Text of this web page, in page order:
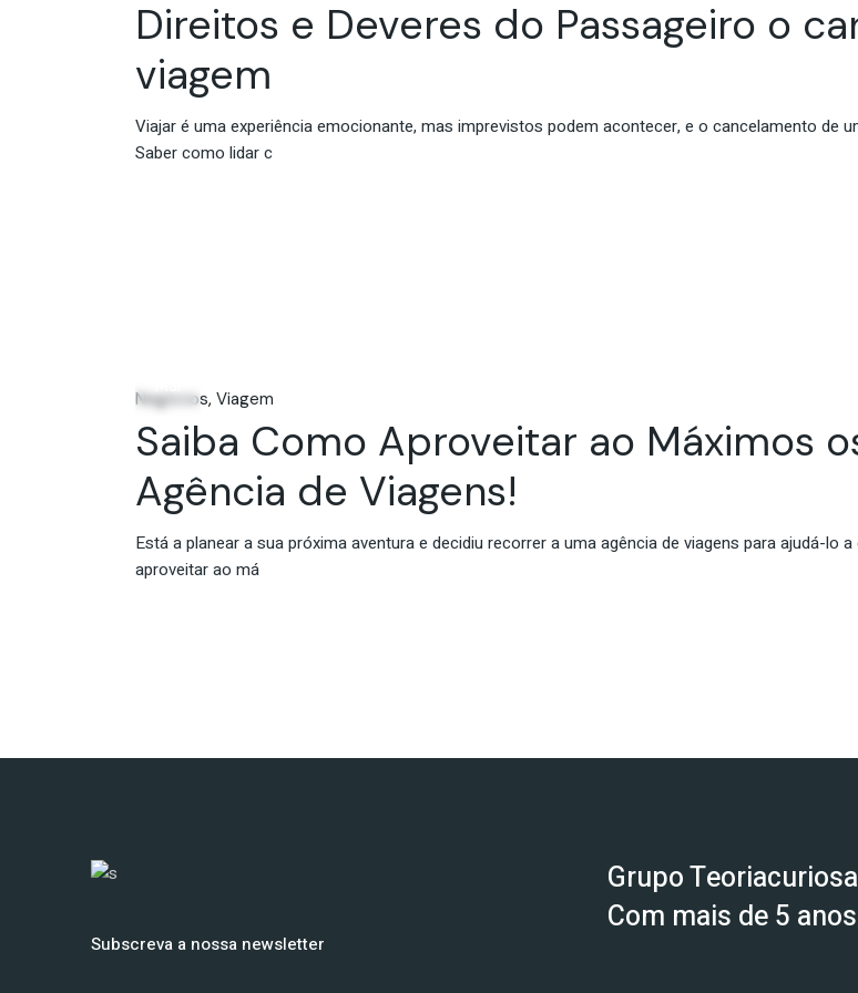
Direitos e Deveres do Passageiro o
viagem
Viajar é uma experiência emocionante, mas imprevistos podem acontecer, e o cancelamento de
Saber como lidar c
Negócios Viagem
Saiba Como Aproveitar ao Máximos
Agência de Viagens!
Está a planear a sua próxima aventura e decidiu recorrer a uma agência de viagens para ajudá-
aproveitar ao má
Subscreva a nossa newsletter
Grupo
Com mais de 5